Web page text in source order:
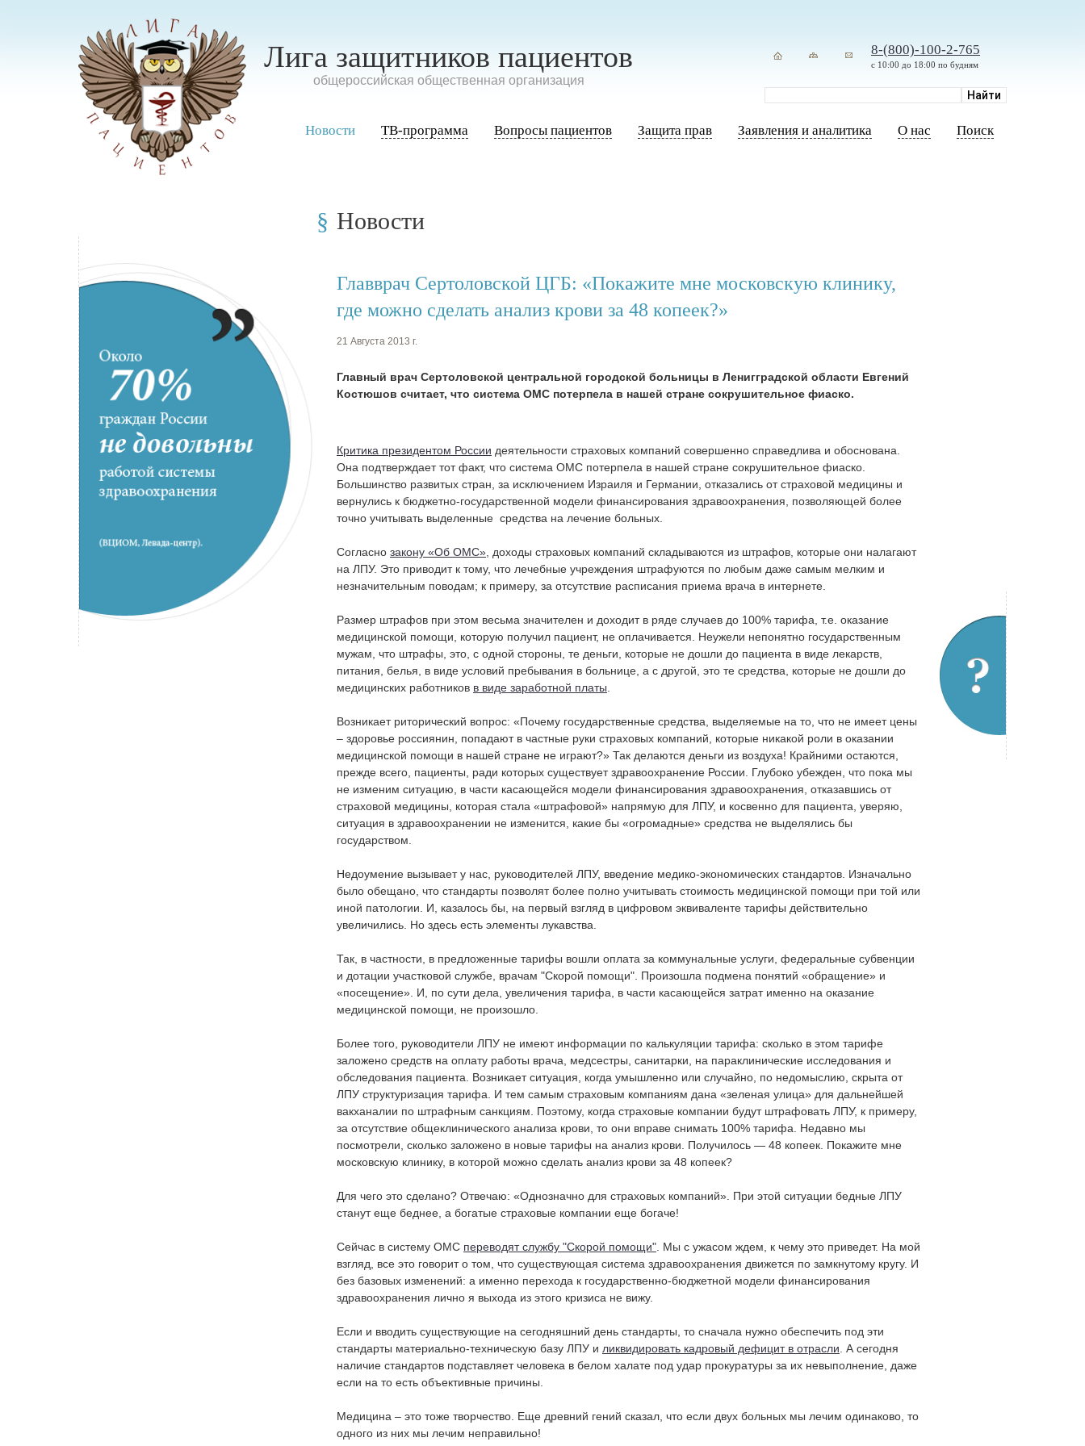
Лига защитников пациентов
oбщероссийская общественная организация
8-(800)-100-2-765
с 10:00 до 18:00 по будням
Новости ТВ-программа Вопросы пациентов Защита прав Заявления и аналитика О нас Поиск
Новости
Главврач Сертоловской ЦГБ: «Покажите мне московскую клинику,
где можно сделать анализ крови за 48 копеек?»
21 Августа 2013 г.
Главный врач Сертоловской центральной городской больницы в Ленигградской области Евгений
Костюшов считает, что система ОМС потерпела в нашей стране сокрушительное фиаско.
Критика президентом России деятельности страховых компаний совершенно справедлива и обоснована.
Она подтверждает тот факт, что система ОМС потерпела в нашей стране сокрушительное фиаско.
Большинство развитых стран, за исключением Израиля и Германии, отказались от страховой медицины и
вернулись к бюджетно-государственной модели финансирования здравоохранения, позволяющей более
точно учитывать выделенные средства на лечение больных.
Согласно закону «Об ОМС», доходы страховых компаний складываются из штрафов, которые они налагают
на ЛПУ. Это приводит к тому, что лечебные учреждения штрафуются по любым даже самым мелким и
незначительным поводам; к примеру, за отсутствие расписания приема врача в интернете.
Размер штрафов при этом весьма значителен и доходит в ряде случаев до 100% тарифа, т.е. оказание
медицинской помощи, которую получил пациент, не оплачивается. Неужели непонятно государственным
мужам, что штрафы, это, с одной стороны, те деньги, которые не дошли до пациента в виде лекарств,
питания, белья, в виде условий пребывания в больнице, а с другой, это те средства, которые не дошли до
медицинских работников в виде заработной платы.
Возникает риторический вопрос: «Почему государственные средства, выделяемые на то, что не имеет цены
– здоровье россиянин, попадают в частные руки страховых компаний, которые никакой роли в оказании
медицинской помощи в нашей стране не играют?» Так делаются деньги из воздуха! Крайними остаются,
прежде всего, пациенты, ради которых существует здравоохранение России. Глубоко убежден, что пока мы
не изменим ситуацию, в части касающейся модели финансирования здравоохранения, отказавшись от
страховой медицины, которая стала «штрафовой» напрямую для ЛПУ, и косвенно для пациента, уверяю,
ситуация в здравоохранении не изменится, какие бы «огромадные» средства не выделялись бы
государством.
Недоумение вызывает у нас, руководителей ЛПУ, введение медико-экономических стандартов. Изначально
было обещано, что стандарты позволят более полно учитывать стоимость медицинской помощи при той или
иной патологии. И, казалось бы, на первый взгляд в цифровом эквиваленте тарифы действительно
увеличились. Но здесь есть элементы лукавства.
Так, в частности, в предложенные тарифы вошли оплата за коммунальные услуги, федеральные субвенции
и дотации участковой службе, врачам "Скорой помощи". Произошла подмена понятий «обращение» и
«посещение». И, по сути дела, увеличения тарифа, в части касающейся затрат именно на оказание
медицинской помощи, не произошло.
Более того, руководители ЛПУ не имеют информации по калькуляции тарифа: сколько в этом тарифе
заложено средств на оплату работы врача, медсестры, санитарки, на параклинические исследования и
обследования пациента. Возникает ситуация, когда умышленно или случайно, по недомыслию, скрыта от
ЛПУ структуризация тарифа. И тем самым страховым компаниям дана «зеленая улица» для дальнейшей
вакханалии по штрафным санкциям. Поэтому, когда страховые компании будут штрафовать ЛПУ, к примеру,
за отсутствие общеклинического анализа крови, то они вправе снимать 100% тарифа. Недавно мы
посмотрели, сколько заложено в новые тарифы на анализ крови. Получилось — 48 копеек. Покажите мне
московскую клинику, в которой можно сделать анализ крови за 48 копеек?
Для чего это сделано? Отвечаю: «Однозначно для страховых компаний». При этой ситуации бедные ЛПУ
станут еще беднее, а богатые страховые компании еще богаче!
Сейчас в систему ОМС переводят службу "Скорой помощи". Мы с ужасом ждем, к чему это приведет. На мой
взгляд, все это говорит о том, что существующая система здравоохранения движется по замкнутому кругу. И
без базовых изменений: а именно перехода к государственно-бюджетной модели финансирования
здравоохранения лично я выхода из этого кризиса не вижу.
Если и вводить существующие на сегодняшний день стандарты, то сначала нужно обеспечить под эти
стандарты материально-техническую базу ЛПУ и ликвидировать кадровый дефицит в отрасли. А сегодня
наличие стандартов подставляет человека в белом халате под удар прокуратуры за их невыполнение, даже
если на то есть объективные причины.
Медицина – это тоже творчество. Еще древний гений сказал, что если двух больных мы лечим одинаково, то
одного из них мы лечим неправильно!